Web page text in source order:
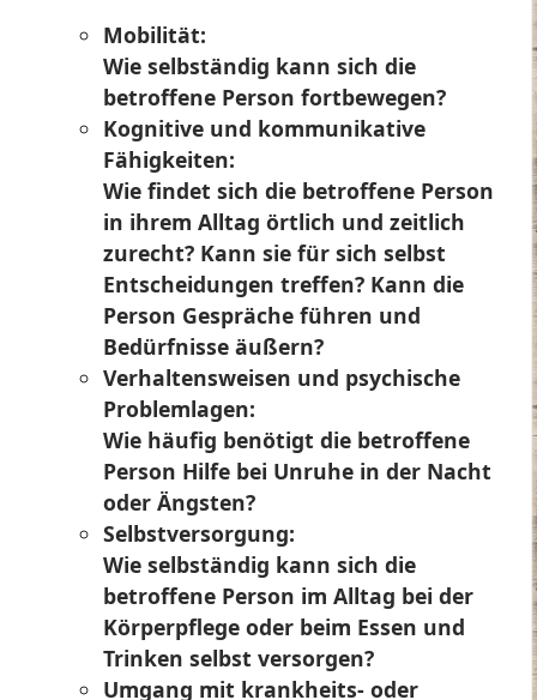
Mobilität:
Wie selbständig kann sich die
betroffene Person fortbewegen?
Kognitive und kommunikative
Fähigkeiten:
Wie findet sich die betroffene Person
in ihrem Alltag örtlich und zeitlich
zurecht? Kann sie für sich selbst
Entscheidungen treffen? Kann die
Person Gespräche führen und
Bedürfnisse äußern?
Verhaltensweisen und psychische
Problemlagen:
Wie häufig benötigt die betroffene
Person Hilfe bei Unruhe in der Nacht
oder Ängsten?
Selbstversorgung:
Wie selbständig kann sich die
betroffene Person im Alltag bei der
Körperpflege oder beim Essen und
Trinken selbst versorgen?
Umgang mit krankheits- oder